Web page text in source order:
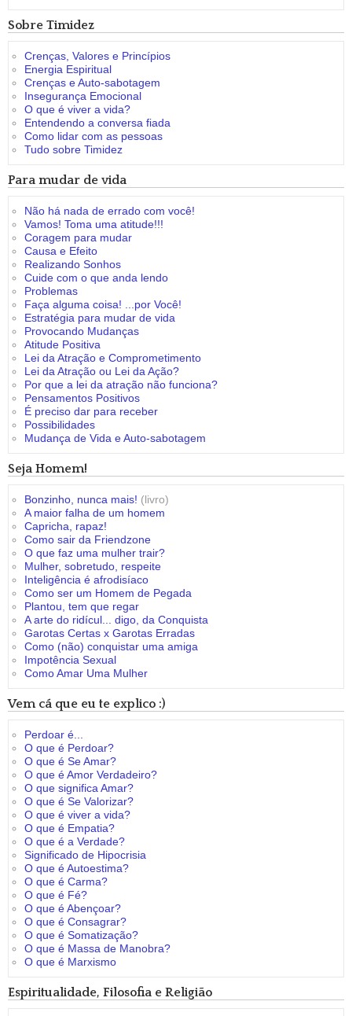
Sobre Timidez
Crenças, Valores e Princípios
Energia Espiritual
Crenças e Auto-sabotagem
Insegurança Emocional
O que é viver a vida?
Entendendo a conversa fiada
Como lidar com as pessoas
Tudo sobre Timidez
Para mudar de vida
Não há nada de errado com você!
Vamos! Toma uma atitude!!!
Coragem para mudar
Causa e Efeito
Realizando Sonhos
Cuide com o que anda lendo
Problemas
Faça alguma coisa! ...por Você!
Estratégia para mudar de vida
Provocando Mudanças
Atitude Positiva
Lei da Atração e Comprometimento
Lei da Atração ou Lei da Ação?
Por que a lei da atração não funciona?
Pensamentos Positivos
É preciso dar para receber
Possibilidades
Mudança de Vida e Auto-sabotagem
Seja Homem!
Bonzinho, nunca mais! (livro)
A maior falha de um homem
Capricha, rapaz!
Como sair da Friendzone
O que faz uma mulher trair?
Mulher, sobretudo, respeite
Inteligência é afrodisíaco
Como ser um Homem de Pegada
Plantou, tem que regar
A arte do ridícul... digo, da Conquista
Garotas Certas x Garotas Erradas
Como (não) conquistar uma amiga
Impotência Sexual
Como Amar Uma Mulher
Vem cá que eu te explico :)
Perdoar é...
O que é Perdoar?
O que é Se Amar?
O que é Amor Verdadeiro?
O que significa Amar?
O que é Se Valorizar?
O que é viver a vida?
O que é Empatia?
O que é a Verdade?
Significado de Hipocrisia
O que é Autoestima?
O que é Carma?
O que é Fé?
O que é Abençoar?
O que é Consagrar?
O que é Somatização?
O que é Massa de Manobra?
O que é Marxismo
Espiritualidade, Filosofia e Religião